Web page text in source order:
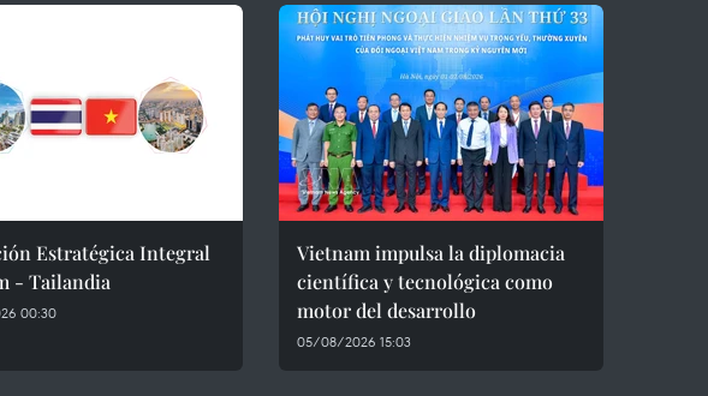
Estratégica Integral
- Tailandia
00:30
Vietnam impulsa la diplomacia
científica y tecnológica como
motor del desarrollo
05/08/2026 15:03